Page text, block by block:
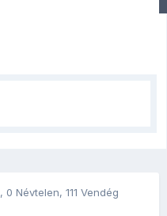
, 0 Névtelen, 111 Vendég